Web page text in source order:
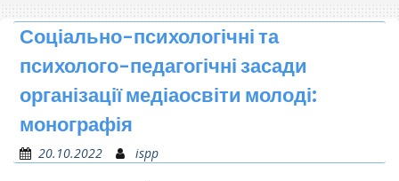
Соціально-психологічні та
психолого-педагогічні засади
організації медіаосвіти молоді:
монографія
20.10.2022 ispp